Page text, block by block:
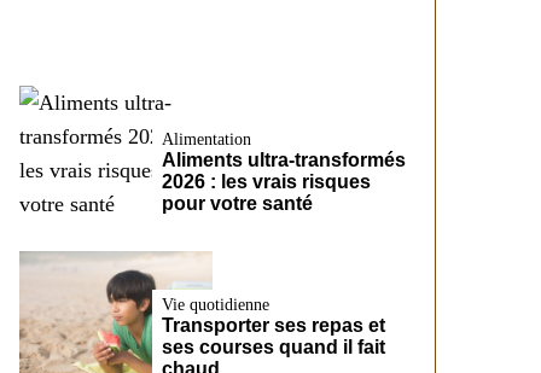
Alimentation
Aliments ultra-transformés
2026 : les vrais risques
pour votre santé
Vie quotidienne
Transporter ses repas et
ses courses quand il fait